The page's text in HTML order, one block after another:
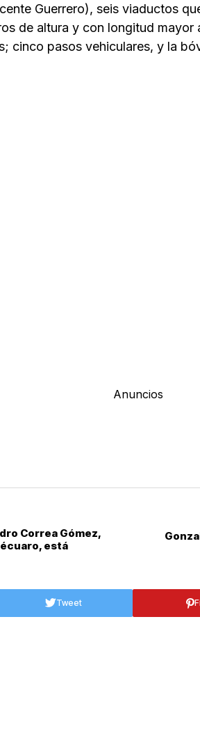
Guerrero), seis viaductos
de altura y con longitud mayor
cinco pasos vehiculares, y la
Anuncios
Correa Gómez,
está
Tweet